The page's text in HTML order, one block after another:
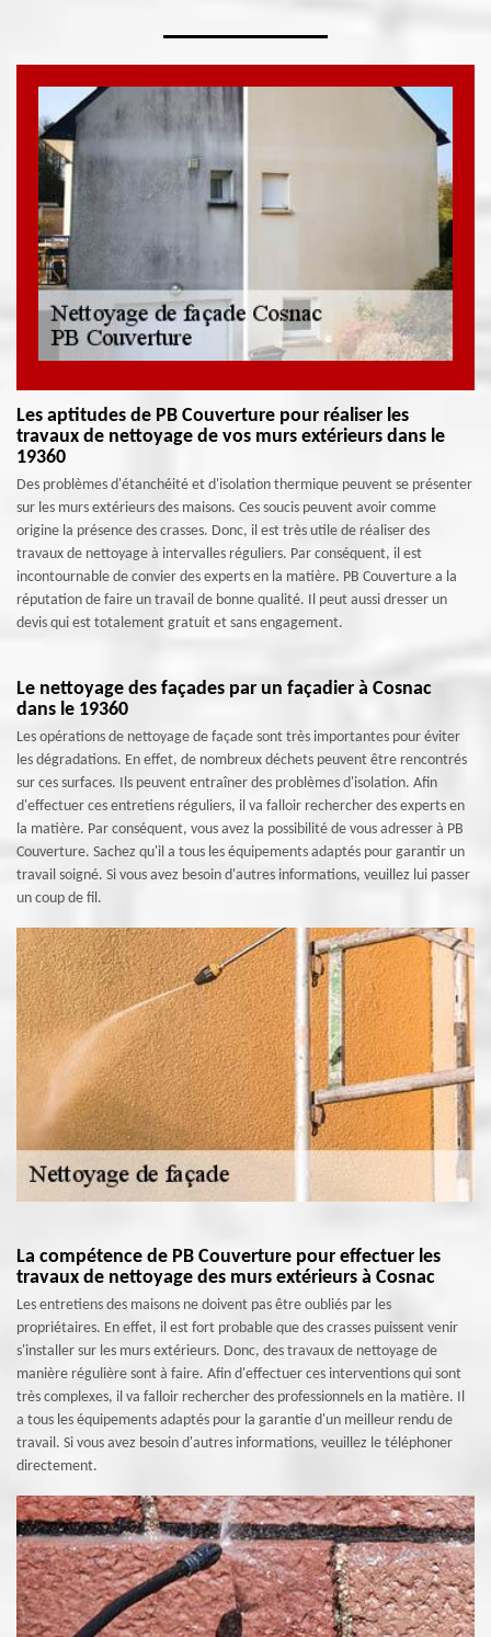
Les aptitudes de PB Couverture pour réaliser les
travaux de nettoyage de vos murs extérieurs dans le
19360
Des problèmes d'étanchéité et d'isolation thermique peuvent se présenter
sur les murs extérieurs des maisons. Ces soucis peuvent avoir comme
origine la présence des crasses. Donc, il est très utile de réaliser des
travaux de nettoyage à intervalles réguliers. Par conséquent, il est
incontournable de convier des experts en la matière. PB Couverture a la
réputation de faire un travail de bonne qualité. Il peut aussi dresser un
devis qui est totalement gratuit et sans engagement.
Le nettoyage des façades par un façadier à Cosnac
dans le 19360
Les opérations de nettoyage de façade sont très importantes pour éviter
les dégradations. En effet, de nombreux déchets peuvent être rencontrés
sur ces surfaces. Ils peuvent entraîner des problèmes d'isolation. Afin
d'effectuer ces entretiens réguliers, il va falloir rechercher des experts en
la matière. Par conséquent, vous avez la possibilité de vous adresser à PB
Couverture. Sachez qu'il a tous les équipements adaptés pour garantir un
travail soigné. Si vous avez besoin d'autres informations, veuillez lui passer
un coup de fil.
La compétence de PB Couverture pour effectuer les
travaux de nettoyage des murs extérieurs à Cosnac
Les entretiens des maisons ne doivent pas être oubliés par les
propriétaires. En effet, il est fort probable que des crasses puissent venir
s'installer sur les murs extérieurs. Donc, des travaux de nettoyage de
manière régulière sont à faire. Afin d'effectuer ces interventions qui sont
très complexes, il va falloir rechercher des professionnels en la matière. Il
a tous les équipements adaptés pour la garantie d'un meilleur rendu de
travail. Si vous avez besoin d'autres informations, veuillez le téléphoner
directement.